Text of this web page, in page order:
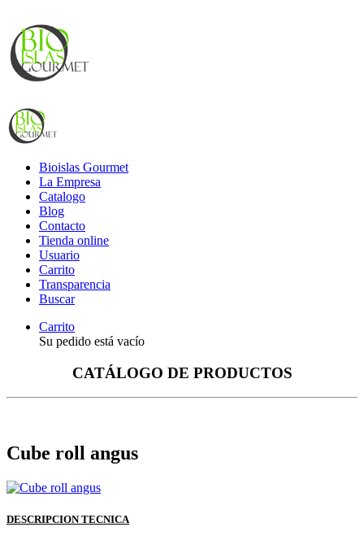
Bioislas Gourmet
La Empresa
Catalogo
Blog
Contacto
Tienda online
Usuario
Carrito
Transparencia
Buscar
Carrito
Su pedido está vacío
CATÁLOGO DE PRODUCTOS
Cube roll angus
DESCRIPCION TECNICA